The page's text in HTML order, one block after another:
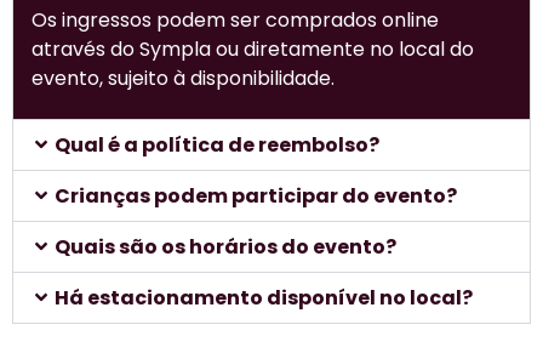
Os ingressos podem ser comprados online
através do Sympla ou diretamente no local do
evento, sujeito à disponibilidade.
Qual é a política de reembolso?
Crianças podem participar do evento?
Quais são os horários do evento?
Há estacionamento disponível no local?